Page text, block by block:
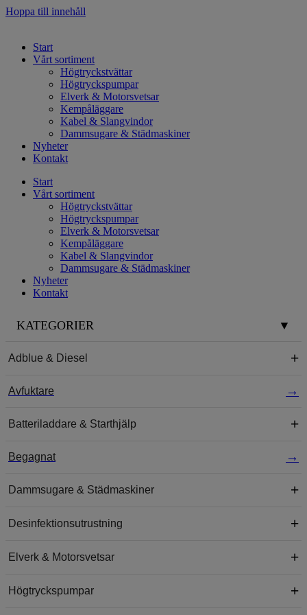
Hoppa till innehåll
Start
Vårt sortiment
Högtryckstvättar
Högtryckspumpar
Elverk & Motorsvetsar
Kempåläggare
Kabel & Slangvindor
Dammsugare & Städmaskiner
Nyheter
Kontakt
Start
Vårt sortiment
Högtryckstvättar
Högtryckspumpar
Elverk & Motorsvetsar
Kempåläggare
Kabel & Slangvindor
Dammsugare & Städmaskiner
Nyheter
Kontakt
KATEGORIER ▼
Adblue & Diesel
Avfuktare
Batteriladdare & Starthjälp
Begagnat
Dammsugare & Städmaskiner
Desinfektionsutrustning
Elverk & Motorsvetsar
Högtryckspumpar